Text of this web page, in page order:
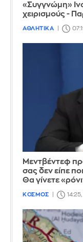
«Συγγνώμη»
χειρισμούς -
ΑΘΛΗΤΙΚΑ
Μεντβέντεφ
σας δεν είπε
Θα γίνετε
ΚΟΣΜΟΣ